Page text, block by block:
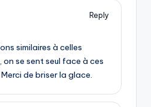
Reply
similaires à celles
se sent seul face à ces
de briser la glace.